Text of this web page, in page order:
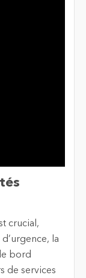
crucial,
la
bord
de services